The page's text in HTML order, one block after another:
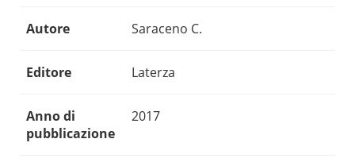
Autore Saraceno C.
Editore Laterza
Anno di
pubblicazione
2017